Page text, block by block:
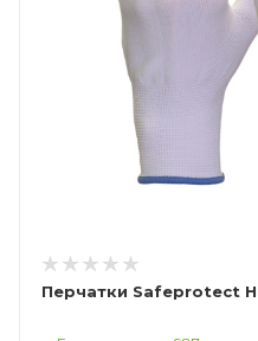
Перчатки Safeprotect